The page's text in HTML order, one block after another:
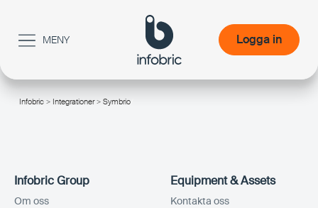
MENY
Logga in
Logga in
Infobric> Integrationer> Symbrio/
Infobric Group
Om oss
Equipment & Assets
Kontakta oss